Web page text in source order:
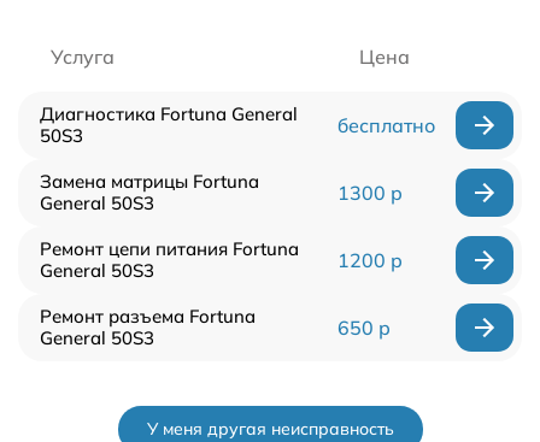
Услуга Цена
Диагностика Fortuna General
50S3
бесплатно
Замена матрицы Fortuna
General 50S3
1300 р
Ремонт цепи питания Fortuna
General 50S3
1200 р
Ремонт разъема Fortuna
General 50S3
650 р
У меня другая неисправность